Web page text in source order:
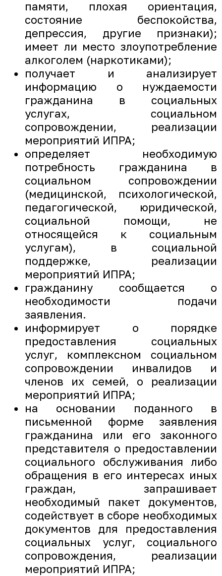
памяти, плохая ориентация,
состояние беспокойства,
депрессия, другие признаки);
имеет ли место злоупотребление
алкоголем (наркотиками);
получает и анализирует
информацию о нуждаемости
гражданина в социальных
услугах, социальном
сопровождении, реализации
мероприятий ИПРА;
определяет необходимую
потребность гражданина в
социальном сопровождении
(медицинской, психологической,
педагогической, юридической,
социальной помощи, не
относящейся к социальным
услугам), в социальной
поддержке, реализации
мероприятий ИПРА;
гражданину сообщается о
необходимости подачи
заявления.
информирует о порядке
предоставления социальных
услуг, комплексном социальном
сопровождении инвалидов и
членов их семей, о реализации
мероприятий ИПРА;
на основании поданного в
письменной форме заявления
гражданина или его законного
представителя о предоставлении
социального обслуживания либо
обращения в его интересах иных
граждан, запрашивает
необходимый пакет документов,
содействует в сборе необходимых
документов для предоставления
социальных услуг, социального
сопровождения, реализации
мероприятий ИПРА;